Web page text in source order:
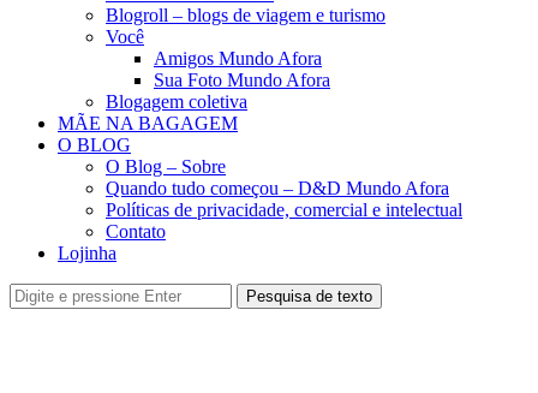
Blogroll – blogs de viagem e turismo
Você
Amigos Mundo Afora
Sua Foto Mundo Afora
Blogagem coletiva
MÃE NA BAGAGEM
O BLOG
O Blog – Sobre
Quando tudo começou – D&D Mundo Afora
Políticas de privacidade, comercial e intelectual
Contato
Lojinha
Pesquisa de texto